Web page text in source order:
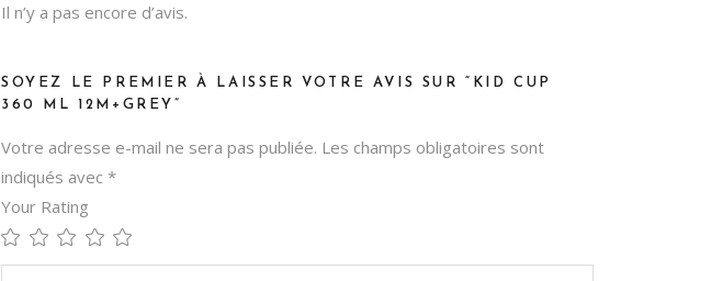
Il n’y a pas encore d’avis.
SOYEZ LE PREMIER À LAISSER VOTRE AVIS SUR “KID CUP
360 ML 12M+GREY”
Votre adresse e-mail ne sera pas publiée. Les champs obligatoires sont
indiqués avec *
Your Rating